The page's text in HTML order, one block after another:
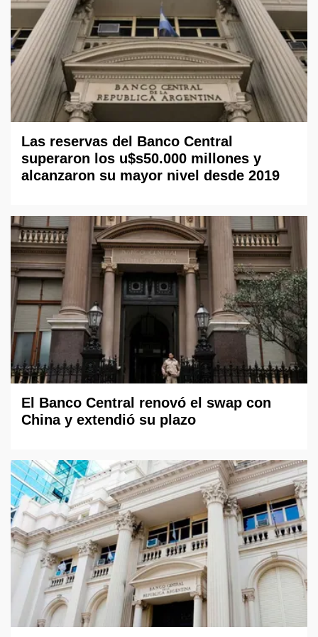
Las reservas del Banco Central
superaron los u$s50.000 millones y
alcanzaron su mayor nivel desde 2019
El Banco Central renovó el swap con
China y extendió su plazo